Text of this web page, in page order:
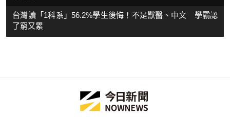
台灣讀「1科系」56.2%學生後悔！不是獸醫、中文 學霸認
了窮又累